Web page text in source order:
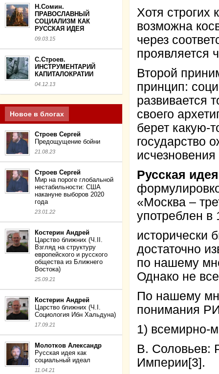
Н.Сомин.
ПРАВОСЛАВНЫЙ
СОЦИАЛИЗМ КАК
РУССКАЯ ИДЕЯ
09.03.15
С.Строев.
ИНСТРУМЕНТАРИЙ
КАПИТАЛОКРАТИИ
04.12.13
Новое в блогах
Строев Сергей
Предощущение бойни
21.08.23
Строев Сергей
Мир на пороге глобальной
нестабильности: США
накануне выборов 2020
года
23.01.22
Костерин Андрей
Царство ближних (Ч.II.
Взгляд на структуру
европейского и русского
общества из Ближнего
Востока)
25.09.21
Костерин Андрей
Царство ближних (Ч.I.
Социология Ибн Хальдуна)
17.09.21
Молотков Александр
Русская идея как
социальный идеал
11.04.21
Хотя строгих
возможна
через
проявляется
Второй
принцип:
развивается
своего
берет какую-
государство
Русская
«Москва –
употреблен
исторически
достаточно
по нашему
Однако не
По нашему
понимания
1) всемирно-
В. Соловьев:
Империи[3] .